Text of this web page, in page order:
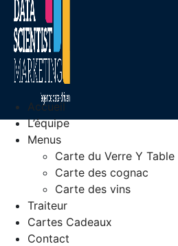
Accueil
L’équipe
Menus
Carte du Verre Y Table
Carte des cognac
Carte des vins
Traiteur
Cartes Cadeaux
Contact